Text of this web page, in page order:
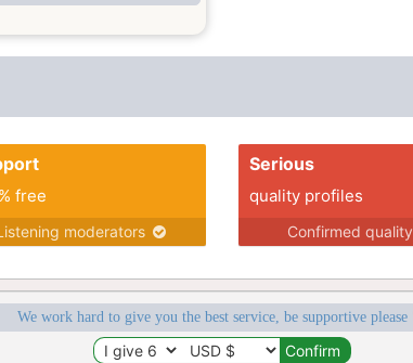
vous dire. Sinon j'aime
des ami(e)s, découvrir
pratiquer du sport et
free
moderators
Serious
quality profiles
Confirmed quality
We work hard to give you the best service, be supportive please